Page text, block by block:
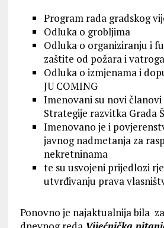
Program rada gradskog
Odluka o grobljima
Odluka o organiziranju i
zaštite od požara i
Odluka o izmjenama i
JU COMING
Imenovani su novi članovi
Strategije razvitka Grada
Imenovano je i
javnog nadmetanja za
nekretninama
te su usvojeni prijedlozi
utvrđivanju prava
Ponovno je najaktualnija bila